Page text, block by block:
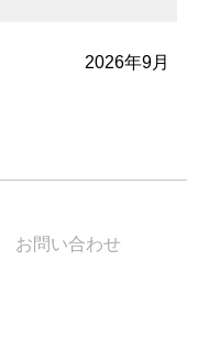
2026年9月
お問い合わせ